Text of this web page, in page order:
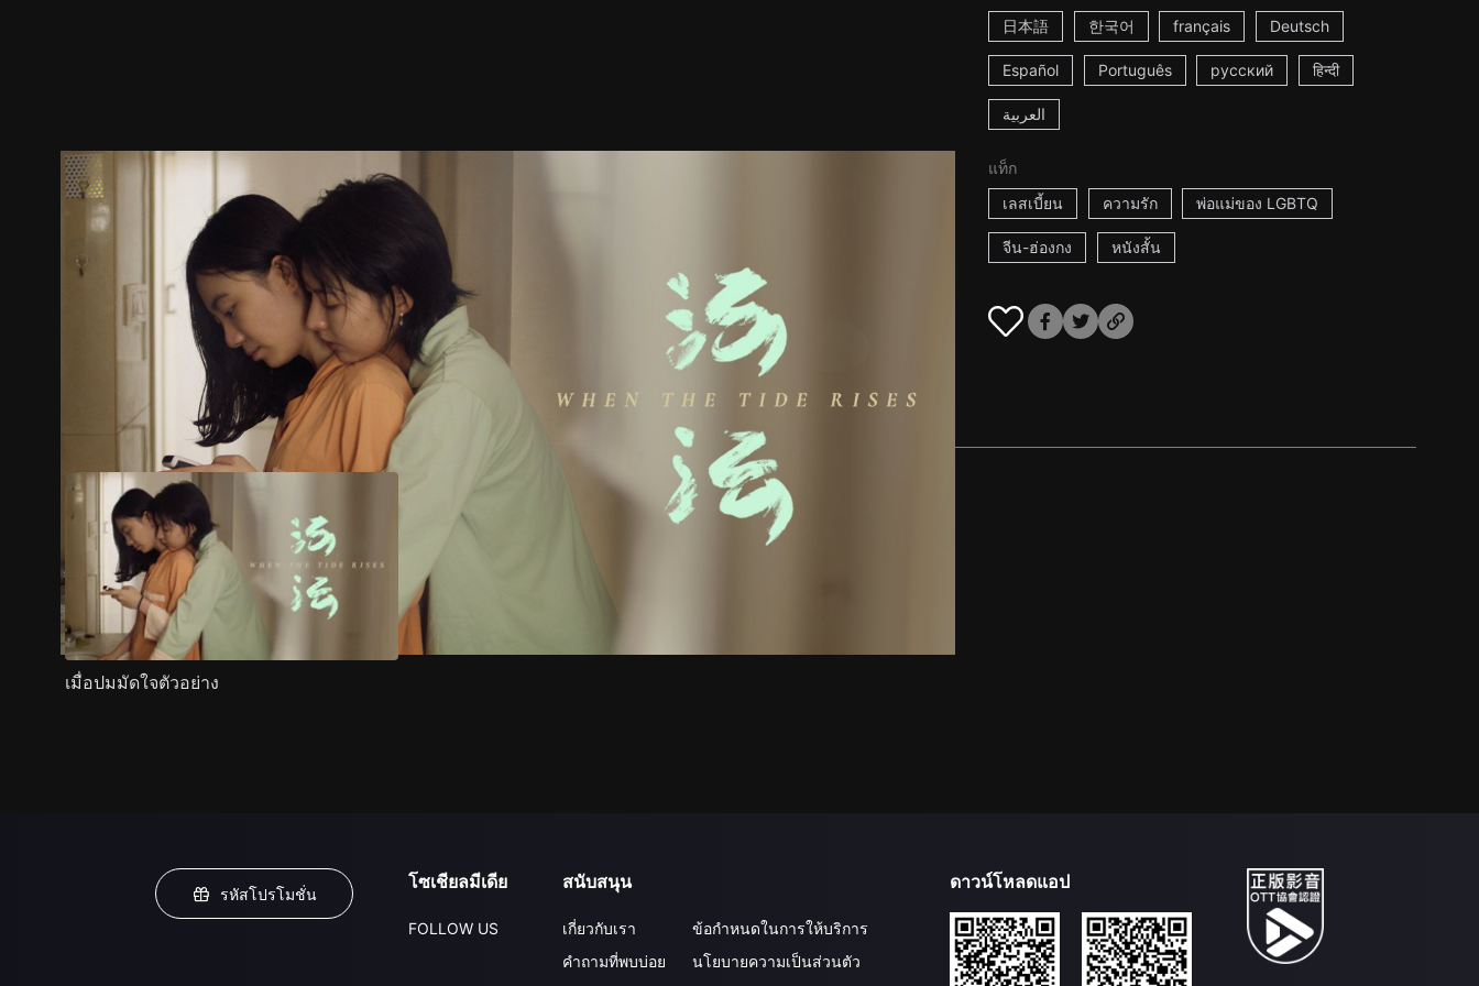
日本語 한국어 français Deutsch
Español Português русский हिन्दी
العربية
แท็ก
เลสเบี้ยน
ความรัก พ่อแม่ของ LGBTQ
จีน-ฮ่องกง หนังสั้น
ภาพนิ่ง เนื้อหาที่แนะนำ รายละเอียด
เมื่อปมมัดใจตัวอย่าง
รหัสโปรโมชั่น
โซเชียลมีเดีย
FOLLOW US
สนับสนุน
เกี่ยวกับเรา
คำถามที่พบบ่อย
ข้อกำหนดในการให้บริการ
นโยบายความเป็นส่วนตัว
ดาวน์โหลดแอป